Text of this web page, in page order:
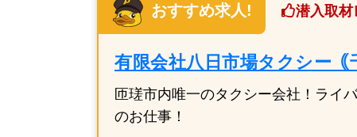
おすすめ求人! 潜入取材
有限会社八日市場タクシー｟
匝瑳市内唯一のタクシー会社！ライ
のお仕事！